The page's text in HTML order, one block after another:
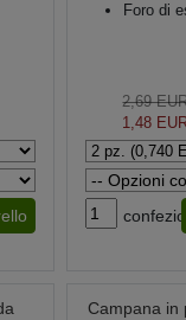
Foro di
2,69
1,48
Campana in